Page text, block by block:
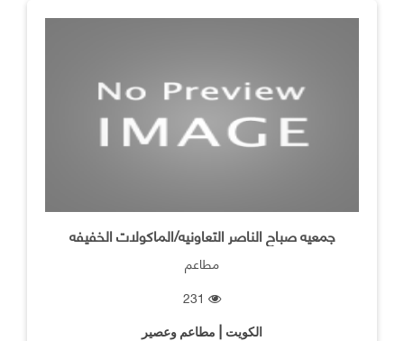
جمعيه صباح الناصر التعاونيه/الماكولات الخفيفه
مطاعم
الكويت | مطاعم وعصير